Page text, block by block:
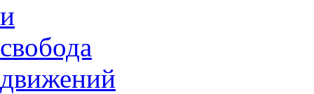
и
свобода
движений